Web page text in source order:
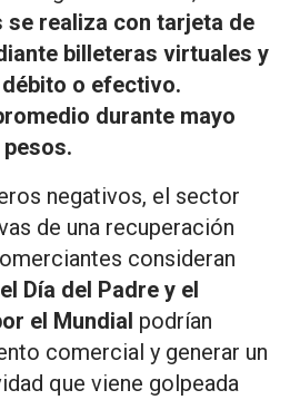
se realiza con tarjeta de
billeteras virtuales y
débito o efectivo.
durante mayo
negativos, el sector
de una recuperación
consideran
Día del Padre y el
el Mundial podrían
comercial y generar un
que viene golpeada